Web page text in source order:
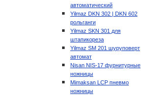
автоматический
Yilmaz DKN 302 | DKN 602
рольганги
Yilmaz SKN 301 для
штапикореза
Yilmaz SM 201 шуруповерт
автомат
Nisan NIS-17 фурнитурные
ножницы
Mimaksan LCP пневмо
ножницы